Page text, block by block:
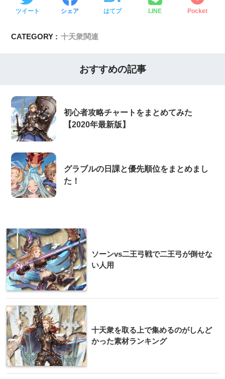
ツイート シェア はてブ LINE Pocket
CATEGORY : 十天衆関連
おすすめの記事
初心者攻略チャートをまとめてみた
【2020年最新版】
グラブルの日課と優先順位をまとめまし
た！
ソーンvs二王弓戦で二王弓が倒せな
い人用
十天衆を取る上で集めるのがしんど
かった素材ランキング